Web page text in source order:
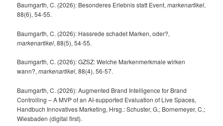
Baumgarth, C. (2026): Besonderes Erlebnis statt Event,markenartikel,
88(6), 54-55.
Baumgarth, C. (2026): Hassrede schadet Marken, oder?,
markenartikel, 88(5), 54-55.
Baumgarth, C. (2026): GZSZ: Welche Markenmerkmale wirken
wann?,markenartikel, 88(4), 56-57.
Baumgarth, C. (2026): Augmented Brand Intelligence for Brand
Controlling – A MVP of an AI-supported Evaluation of Live Spaces,
Handbuch Innovatives Marketing, Hrsg.: Schuster, G.; Bornemeyer, C.;
Wiesbaden (digital first).